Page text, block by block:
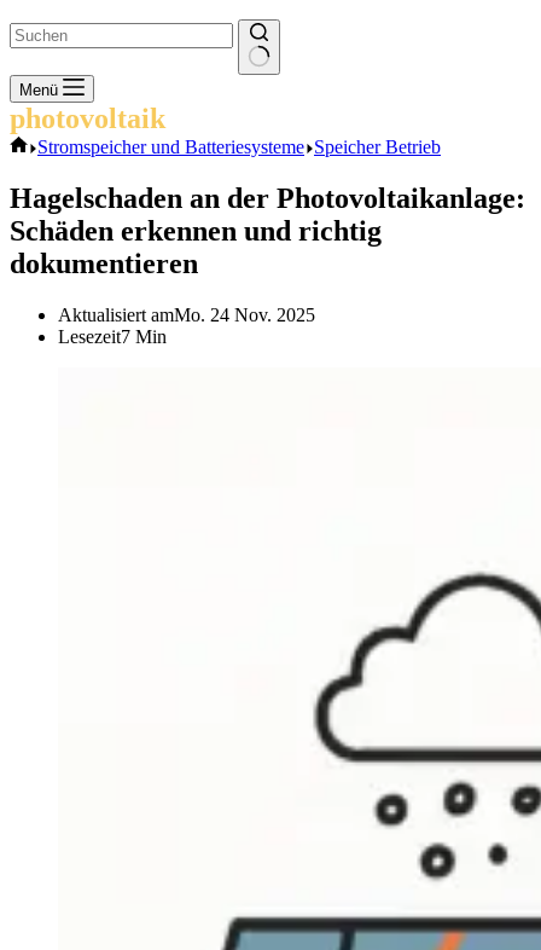
Keine
Ergebnisse
Menü
photovoltaik
Start
Stromspeicher und Batteriesysteme Speicher Betrieb
Hagelschaden an der Photovoltaikanlage:
Schäden erkennen und richtig
dokumentieren
Aktualisiert amMo. 24 Nov. 2025
Lesezeit7 Min